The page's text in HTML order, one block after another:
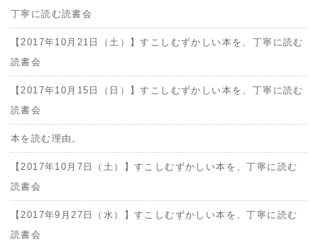
丁寧に読む読書会
【2017年10月21日（土）】すこしむずかしい本を、丁寧に読む
読書会
【2017年10月15日（日）】すこしむずかしい本を、丁寧に読む
読書会
本を読む理由。
【2017年10月7日（土）】すこしむずかしい本を、丁寧に読む
読書会
【2017年9月27日（水）】すこしむずかしい本を、丁寧に読む
読書会